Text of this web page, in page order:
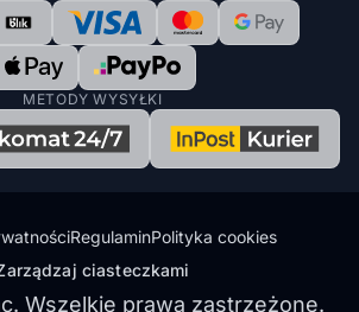
METODY WYSYŁKI
RegulaminPolityka cookies
ciasteczkami
Wszelkie prawa zastrzeżone.